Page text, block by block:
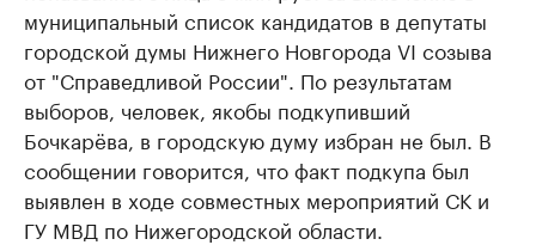
муниципальный список кандидатов в депутаты
городской думы Нижнего Новгорода VI созыва
от "Справедливой России". По результатам
выборов, человек, якобы подкупивший
Бочкарёва, в городскую думу избран не был. В
сообщении говорится, что факт подкупа был
выявлен в ходе совместных мероприятий СК и
ГУ МВД по Нижегородской области.